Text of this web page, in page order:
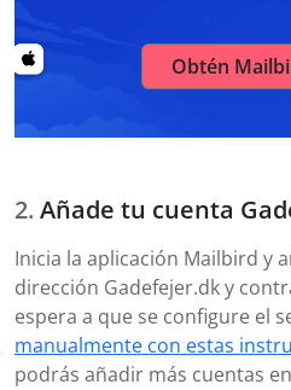
Obtén
Añade tu cuenta
Inicia la aplicación Mailbird y
dirección Gadefejer.dk y
espera a que se configure el
manualmente con estas
podrás añadir más cuentas